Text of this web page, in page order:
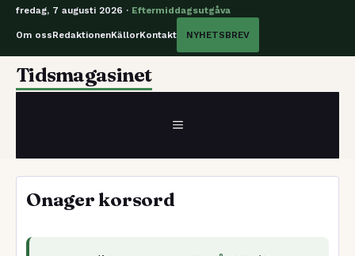
fredag, 7 augusti 2026 · Eftermiddagsutgåva
Om ossRedaktionenKällorKontakt NYHETSBREV
Hoppa
Tidsmagasinet
MENY
Onager korsord